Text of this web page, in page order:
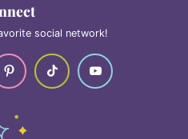
social network!